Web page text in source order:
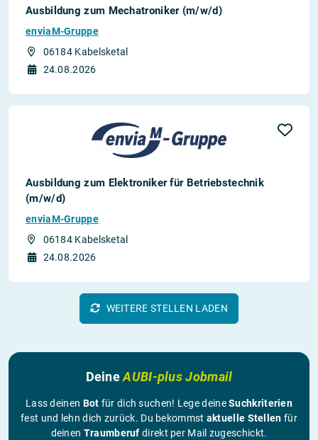
Ausbildung zum Mechatroniker (m/w/d)
enviaM-Gruppe
06184 Kabelsketal
24.08.2026
Ausbildung zum Elektroniker für Betriebstechnik
(m/w/d)
enviaM-Gruppe
06184 Kabelsketal
24.08.2026
WEITERE STELLEN LADEN
DeineAUBI-plus Jobmail
Lass deinen Bot für dich suchen! Lege deineSuchkriterien
fest und lehn dich zurück. Du bekommst aktuelle Stellen für
deinen Traumberuf direkt per Mail zugeschickt.